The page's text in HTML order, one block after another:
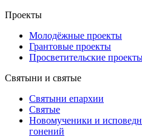
Проекты
Молодёжные проекты
Грантовые проекты
Просветительские
Святыни и святые
Святыни епархии
Святые
Новомученики и
гонений